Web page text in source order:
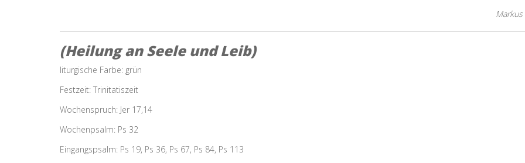
(Heilung an Seele und Leib)
liturgische Farbe: grün
Festzeit: Trinitatiszeit
Wochenspruch: Jer 17,14
Wochenpsalm: Ps 32
Eingangspsalm: Ps 19, Ps 36, Ps 67, Ps 84, Ps 113